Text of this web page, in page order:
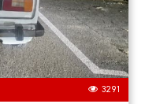
3291